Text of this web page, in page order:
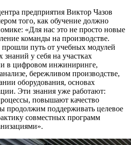
предприятия Виктор Чазов
того, как обучение должно
«Для нас это не просто новые
команды на производстве.
путь от учебных модулей
у себя на участках
в цифровом инжиниринге,
бережливом производстве,
оборудования, основах
Эти знания уже работают:
повышают качество
продолжим поддерживать целевое
совместных программ